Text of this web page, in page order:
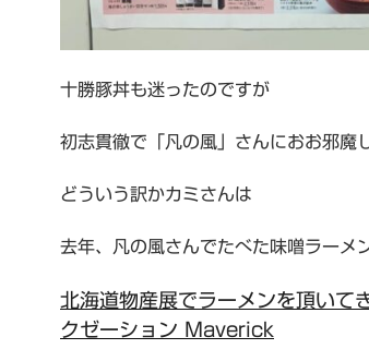
十勝豚丼も迷ったのですが
初志貫徹で「凡の風」さんにおお邪
どういう訳かカミさんは
去年、凡の風さんでたべた味噌ラーメ
北海道物産展でラーメンを頂い
クゼーション Maverick